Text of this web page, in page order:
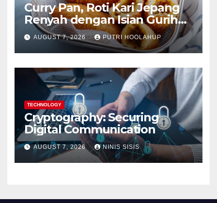
Curry Pan, Roti Kari Jepang
Renyah dengan Isian Gurih
Menggoda
AUGUST 7, 2026 PUTRI HOOLAHUP
TECHNOLOGY
Cryptography: Securing
Digital Communication
AUGUST 7, 2026 NINIS SISIS